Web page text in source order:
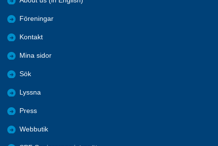
Föreningar
Kontakt
Mina sidor
Sök
Lyssna
Press
Webbutik